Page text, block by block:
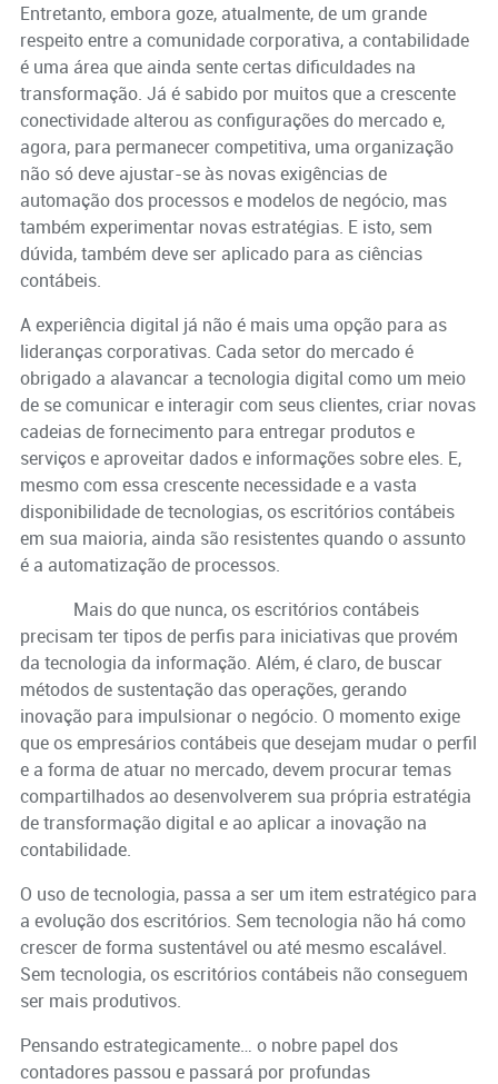
Entretanto, embora goze, atualmente, de um grande
respeito entre a comunidade corporativa, a contabilidade
é uma área que ainda sente certas dificuldades na
transformação. Já é sabido por muitos que a crescente
conectividade alterou as configurações do mercado e,
agora, para permanecer competitiva, uma organização
não só deve ajustar-se às novas exigências de
automação dos processos e modelos de negócio, mas
também experimentar novas estratégias. E isto, sem
dúvida, também deve ser aplicado para as ciências
contábeis.
A experiência digital já não é mais uma opção para as
lideranças corporativas. Cada setor do mercado é
obrigado a alavancar a tecnologia digital como um meio
de se comunicar e interagir com seus clientes, criar novas
cadeias de fornecimento para entregar produtos e
serviços e aproveitar dados e informações sobre eles. E,
mesmo com essa crescente necessidade e a vasta
disponibilidade de tecnologias, os escritórios contábeis
em sua maioria, ainda são resistentes quando o assunto
é a automatização de processos.
Mais do que nunca, os escritórios contábeis
precisam ter tipos de perfis para iniciativas que provém
da tecnologia da informação. Além, é claro, de buscar
métodos de sustentação das operações, gerando
inovação para impulsionar o negócio. O momento exige
que os empresários contábeis que desejam mudar o perfil
e a forma de atuar no mercado, devem procurar temas
compartilhados ao desenvolverem sua própria estratégia
de transformação digital e ao aplicar a inovação na
contabilidade.
O uso de tecnologia, passa a ser um item estratégico para
a evolução dos escritórios. Sem tecnologia não há como
crescer de forma sustentável ou até mesmo escalável.
Sem tecnologia, os escritórios contábeis não conseguem
ser mais produtivos.
Pensando estrategicamente… o nobre papel dos
contadores passou e passará por profundas